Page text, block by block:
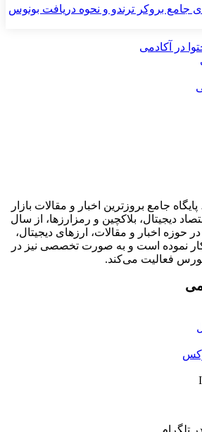
جامع بروکر ترندو و نحوه دریافت بونوس
در آکادمی
پایگاه جامع بروزترین اخبار و مقالات بازار
دیجیتال، بلاکچین و رمزارزها، از سال
در حوزه اخبار و مقالات، ارزهای‌ دیجیتال،
کار نموده است و به صورت تخصصی نیز در
فعالیت می‌کند.